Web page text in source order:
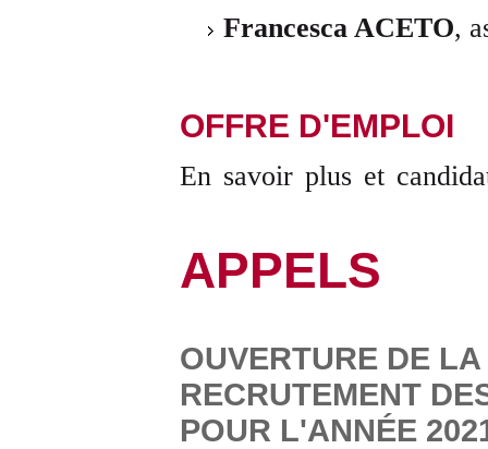
Francesca ACETO,
OFFRE D'EMPLOI
En savoir plus et
APPELS
OUVERTURE DE
RECRUTEMENT
POUR L'ANNÉE